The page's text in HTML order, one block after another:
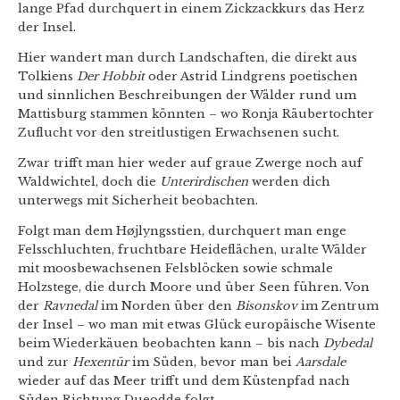
lange Pfad durchquert in einem Zickzackkurs das Herz
der Insel.
Hier wandert man durch Landschaften, die direkt aus
Tolkiens Der Hobbitoder Astrid Lindgrens poetischen
und sinnlichen Beschreibungen der Wälder rund um
Mattisburg stammen könnten – wo Ronja Räubertochter
Zuflucht vor den streitlustigen Erwachsenen sucht.
Zwar trifft man hier weder auf graue Zwerge noch auf
Waldwichtel, doch die Unterirdischen werden dich
unterwegs mit Sicherheit beobachten.
Folgt man dem Højlyngsstien, durchquert man enge
Felsschluchten, fruchtbare Heideflächen, uralte Wälder
mit moosbewachsenen Felsblöcken sowie schmale
Holzstege, die durch Moore und über Seen führen. Von
der Ravnedalim Norden über den Bisonskovim Zentrum
der Insel – wo man mit etwas Glück europäische Wisente
beim Wiederkäuen beobachten kann – bis nach Dybedal
und zur Hexentürim Süden, bevor man bei Aarsdale
wieder auf das Meer trifft und dem Küstenpfad nach